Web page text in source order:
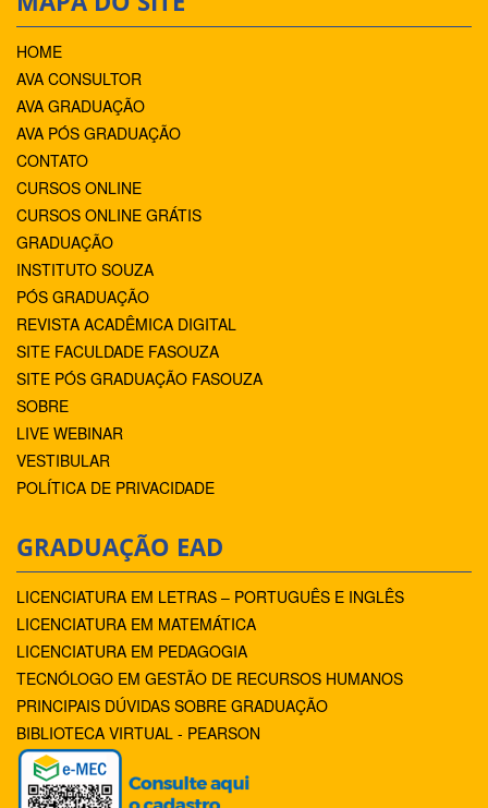
HOME
AVA CONSULTOR
AVA GRADUAÇÃO
AVA PÓS GRADUAÇÃO
CONTATO
CURSOS ONLINE
CURSOS ONLINE GRÁTIS
GRADUAÇÃO
INSTITUTO SOUZA
PÓS GRADUAÇÃO
REVISTA ACADÊMICA DIGITAL
SITE FACULDADE FASOUZA
SITE PÓS GRADUAÇÃO FASOUZA
SOBRE
LIVE WEBINAR
VESTIBULAR
POLÍTICA DE PRIVACIDADE
GRADUAÇÃO EAD
LICENCIATURA EM LETRAS – PORTUGUÊS E INGLÊS
LICENCIATURA EM MATEMÁTICA
LICENCIATURA EM PEDAGOGIA
TECNÓLOGO EM GESTÃO DE RECURSOS HUMANOS
PRINCIPAIS DÚVIDAS SOBRE GRADUAÇÃO
BIBLIOTECA VIRTUAL - PEARSON